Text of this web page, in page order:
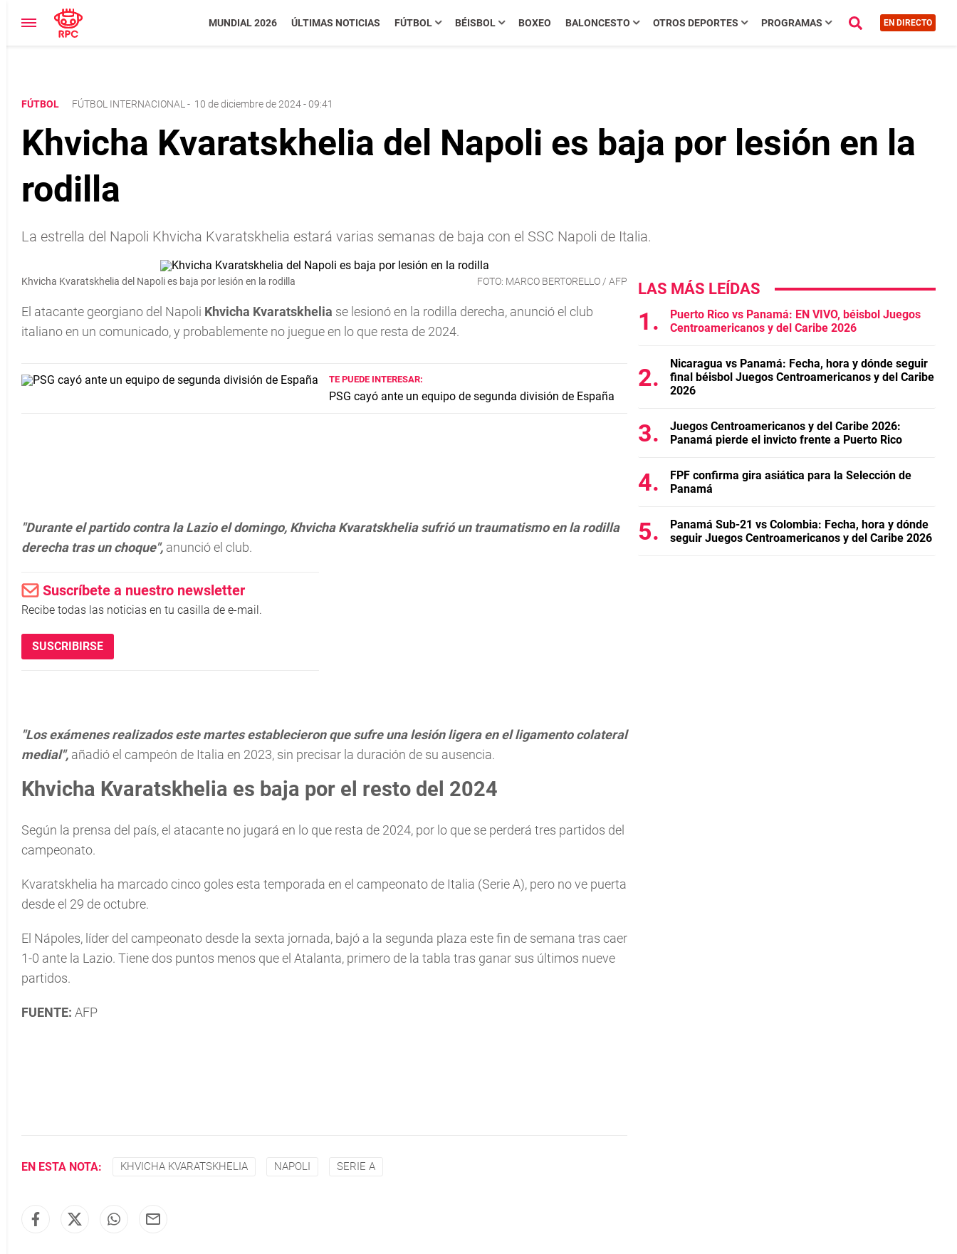
MUNDIAL 2026 ÚLTIMAS NOTICIAS FÚTBOL BÉISBOL BOXEO BALONCESTO OTROS DEPORTES PROGRAMAS EN DIRECTO
FÚTBOL FÚTBOL INTERNACIONAL - 10 de diciembre de 2024 - 09:41
Khvicha Kvaratskhelia del Napoli es baja por lesión en la
rodilla
La estrella del Napoli Khvicha Kvaratskhelia estará varias semanas de baja con el SSC Napoli de Italia.
Khvicha Kvaratskhelia del Napoli es baja por lesión en la rodilla FOTO: MARCO BERTORELLO / AFP
El atacante georgiano del Napoli Khvicha Kvaratskhelia se lesionó en la rodilla derecha, anunció el club
italiano en un comunicado, y probablemente no juegue en lo que resta de 2024.
TE PUEDE INTERESAR:
PSG cayó ante un equipo de segunda división de España
"Durante el partido contra la Lazio el domingo, Khvicha Kvaratskhelia sufrió un traumatismo en la rodilla
derecha tras un choque", anunció el club.
Suscríbete a nuestro newsletter
Recibe todas las noticias en tu casilla de e-mail.
SUSCRIBIRSE
"Los exámenes realizados este martes establecieron que sufre una lesión ligera en el ligamento colateral
medial", añadió el campeón de Italia en 2023, sin precisar la duración de su ausencia.
Khvicha Kvaratskhelia es baja por el resto del 2024
Según la prensa del país, el atacante no jugará en lo que resta de 2024, por lo que se perderá tres partidos del
campeonato.
Kvaratskhelia ha marcado cinco goles esta temporada en el campeonato de Italia (Serie A), pero no ve puerta
desde el 29 de octubre.
El Nápoles, líder del campeonato desde la sexta jornada, bajó a la segunda plaza este fin de semana tras caer
1-0 ante la Lazio. Tiene dos puntos menos que el Atalanta, primero de la tabla tras ganar sus últimos nueve
partidos.
FUENTE: AFP
EN ESTA NOTA: KHVICHA KVARATSKHELIA NAPOLI SERIE A
LAS MÁS LEÍDAS
Puerto Rico vs Panamá: EN VIVO, béisbol Juegos
Centroamericanos y del Caribe 2026
Nicaragua vs Panamá: Fecha, hora y dónde seguir
final béisbol Juegos Centroamericanos y del Caribe
2026
Juegos Centroamericanos y del Caribe 2026:
Panamá pierde el invicto frente a Puerto Rico
FPF confirma gira asiática para la Selección de
Panamá
Panamá Sub-21 vs Colombia: Fecha, hora y dónde
seguir Juegos Centroamericanos y del Caribe 2026